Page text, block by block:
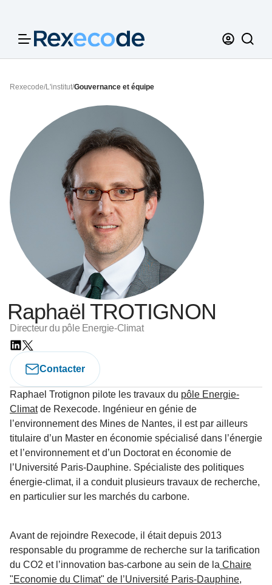
Rexecode/L'institut/Gouvernance et équipe
Raphaël TROTIGNON
Directeur du pôle Energie-Climat
Contacter
Raphael Trotignon pilote les travaux du pôle Energie-
Climatde Rexecode. Ingénieur en génie de
l’environnement des Mines de Nantes, il est par ailleurs
titulaire d’un Master en économie spécialisé dans l’énergie
et l’environnement et d’un Doctorat en économie de
l’Université Paris-Dauphine. Spécialiste des politiques
énergie-climat, il a conduit plusieurs travaux de recherche,
en particulier sur les marchés du carbone.
Avant de rejoindre Rexecode, il était depuis 2013
responsable du programme de recherche sur la tarification
du CO2 et l’innovation bas-carbone au sein de la Chaire
"Economie du Climat" de l’Université Paris-Dauphine,